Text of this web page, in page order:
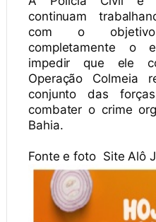
continuam
com o
completamente o
impedir que ele
Operação Colmeia
conjunto das
combater o crime
Bahia.
Fonte e foto Site Alô